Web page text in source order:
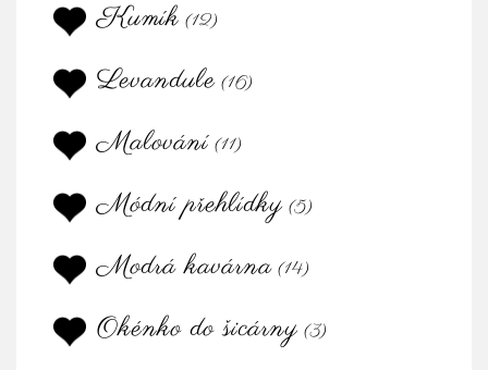
Kumík (12)
Levandule (16)
Malování (11)
Módní přehlídky (5)
Modrá kavárna (14)
Okénko do šicárny (3)